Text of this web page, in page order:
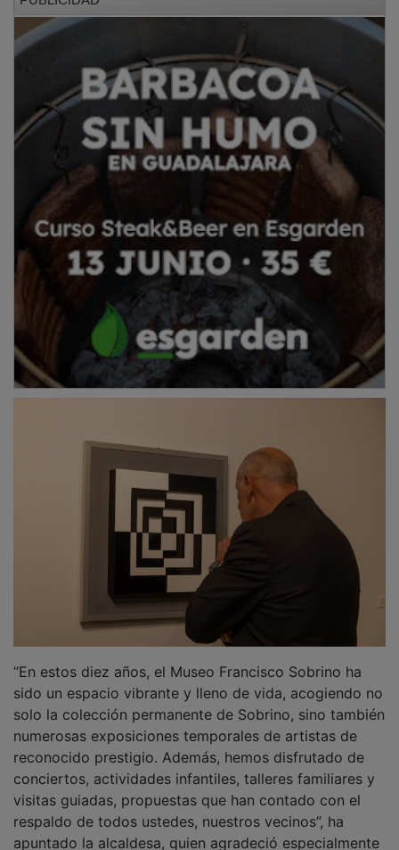
“En estos diez años, el Museo Francisco Sobrino ha
sido un espacio vibrante y lleno de vida, acogiendo no
solo la colección permanente de Sobrino, sino también
numerosas exposiciones temporales de artistas de
reconocido prestigio. Además, hemos disfrutado de
conciertos, actividades infantiles, talleres familiares y
respaldo de todos ustedes, nuestros vecinos”, ha
apuntado la alcaldesa, quien agradeció especialmente
la colaboración de la familia Sobrino, para esta
exposición y por dotar de contenido el Museo
Sobrino, así como a todos los que hicieron posible la
realidad de este museo y su viva actividad durante
toda una década, “incluido el respaldo de todos
nuestros vecinos amantes de la cultura”.
PUBLICIDAD